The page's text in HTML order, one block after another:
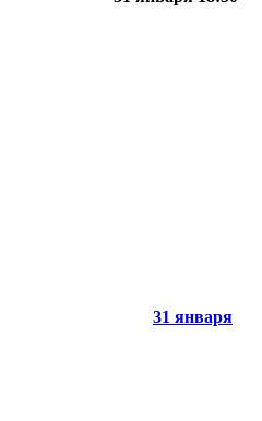
31 января